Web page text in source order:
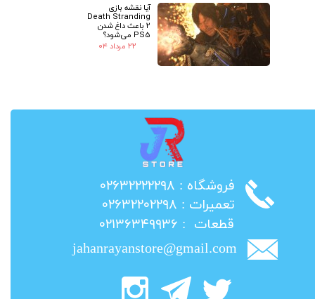
آیا نقشه بازی
Death Stranding
2 باعث داغ شدن
PS5 می‌شود؟
۲۲ مرداد ۰۴
​فروشگاه : ۰۲۶۳۲۲۲۲۲۹۸
​تعمیرات : ۰۲۶۳۲۲۰۲۲۹۸
​قطعات : ۰۲۱۳۶۳۴۹۹۳۶
jahanrayanstore@gmail.com